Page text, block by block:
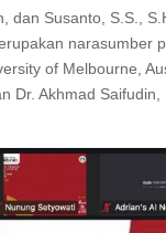
dan Susanto, S.S.,
narasumber
of Melbourne,
Dr. Akhmad